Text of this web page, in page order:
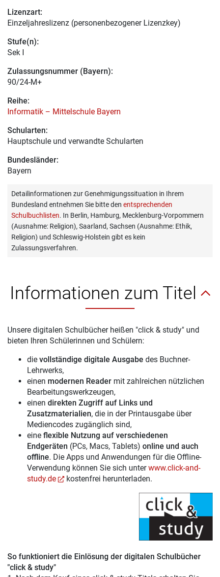
Lizenzart:
Einzeljahreslizenz (personenbezogener Lizenzkey)
Stufe(n):
Sek I
Zulassungsnummer (Bayern):
90/24-M+
Reihe:
Informatik – Mittelschule Bayern
Schularten:
Hauptschule und verwandte Schularten
Bundesländer:
Bayern
Detailinformationen zur Genehmigungssituation in Ihrem
Bundesland entnehmen Sie bitte den entsprechenden
Schulbuchlisten. In Berlin, Hamburg, Mecklenburg-Vorpommern
(Ausnahme: Religion), Saarland, Sachsen (Ausnahme: Ethik,
Religion) und Schleswig-Holstein gibt es kein
Zulassungsverfahren.
Informationen zum Titel
Unsere digitalen Schulbücher heißen "click & study" und
bieten Ihren Schülerinnen und Schülern:
die vollständige digitale Ausgabe des Buchner-
Lehrwerks,
einen modernen Reader mit zahlreichen nützlichen
Bearbeitungswerkzeugen,
einen direkten Zugriff auf Links und
Zusatzmaterialien, die in der Printausgabe über
Mediencodes zugänglich sind,
eine flexible Nutzung auf verschiedenen
Endgeräten (PCs, Macs, Tablets) online und auch
offline. Die Apps und Anwendungen für die Offline-
Verwendung können Sie sich unterwww.click-and-
study.de
kostenfrei herunterladen.
So funktioniert die Einlösung der digitalen Schulbücher
"click & study"